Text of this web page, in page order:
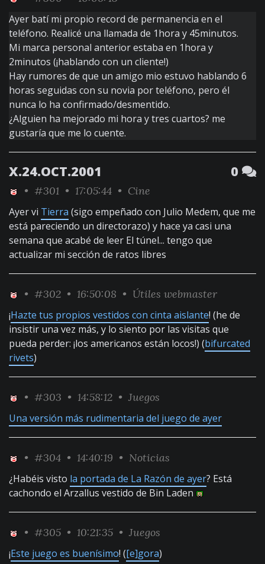
Ayer batí mi propio record de permanencia en el
teléfono. Realicé una llamada de 1hora y 45minutos.
Mi marca personal anterior estaba en 1hora y
2minutos (¡hablando con un cliente!)
Hay rumores de que un amigo mio estuvo hablando 6
horas seguidas con su novia por teléfono, pero él
nunca lo ha confirmado/desmentido.
¿Alguien ha mejorado mi hora y tres cuartos? me
gustaría que me lo cuente.
X.24.OCT.2001 0
• #301 • 17:05:44 • Cine
Ayer vi Tierra (sigo empeñado con Julio Medem, que me
está pareciendo un directorazo) y hace ya casi una
semana que acabé de leer El túnel... tengo que
actualizar mi sección de ratos libres
• #302 • 16:50:08 • Útiles webmaster
¡Hazte tus propios vestidos con cinta aislante! (he de
insistir una vez más, y lo siento por las visitas que
pueda perder: ¡los americanos están locos!) (bifurcated
rivets)
• #303 • 14:58:12 • Juegos
Una versión más rudimentaria del juego de ayer
• #304 • 14:40:19 • Noticias
¿Habéis visto la portada de La Razón de ayer? Está
cachondo el Arzallus vestido de Bin Laden
• #305 • 10:21:35 • Juegos
¡Este juego es buenísimo! ([e]gora)